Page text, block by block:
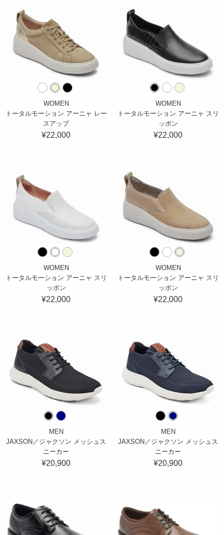
WOMEN
トータルモーション アーニャ レー
スアップ
¥22,000
WOMEN
トータルモーション アーニャ スリ
ッポン
¥22,000
WOMEN
トータルモーション アーニャ スリ
ッポン
¥22,000
WOMEN
トータルモーション アーニャ スリ
ッポン
¥22,000
MEN
JAXSON／ジャクソン メッシュス
ニーカー
¥20,900
MEN
JAXSON／ジャクソン メッシュス
ニーカー
¥20,900